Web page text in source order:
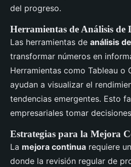
del progreso.
Herramientas de Análisis de
Las herramientas de análisis
transformar números en
Herramientas como Tableau o
ayudan a visualizar el
tendencias emergentes. Esto
empresariales tomar
Estrategias para la Mejora
La mejora continua requiere
donde la revisión regular de